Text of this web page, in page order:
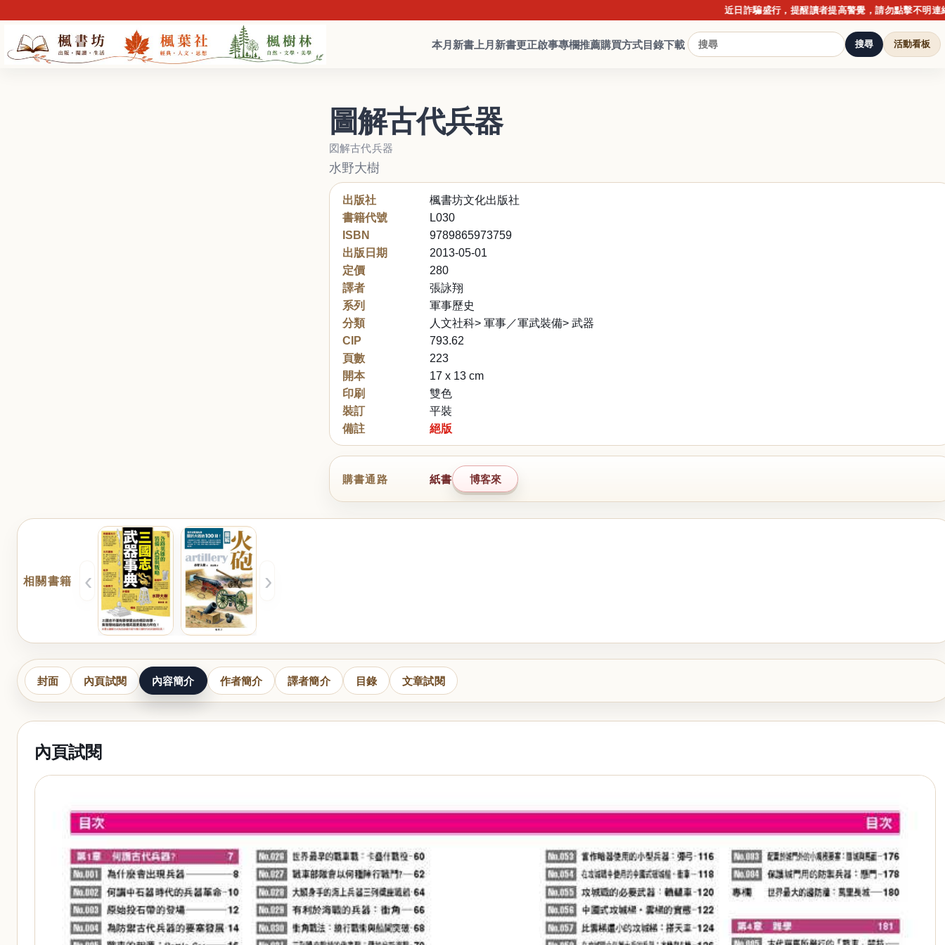
近日詐騙盛行，提醒讀者提高警覺，請勿點擊不明連結或提
本月新書 上月新書更正啟事專欄推薦購買方式目錄下載 搜尋 活動看板
圖解古代兵器
図解古代兵器
水野大樹
出版社
楓書坊文化出版社
書籍代號
L030
ISBN
9789865973759
出版日期
2013-05-01
定價
280
譯者
張詠翔
系列
軍事歷史
分類
人文社科> 軍事／軍武裝備> 武器
CIP
793.62
頁數
223
開本
17 x 13 cm
印刷
雙色
裝訂
平裝
備註
絕版
購書通路 紙書 博客來
相關書籍 ‹ ›
封面 內頁試閱 內容簡介 作者簡介 譯者簡介 目錄 文章試閱
內頁試閱